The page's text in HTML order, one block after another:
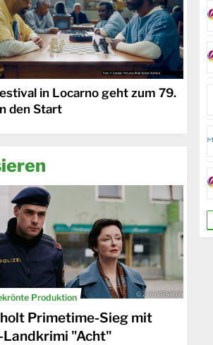
in Locarno geht zum 79.
den Start
Produktion © ZDF/VRATNY
Primetime-Sieg mit
Landkrimi "Acht"